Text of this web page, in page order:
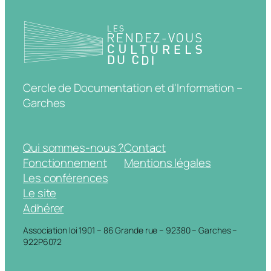
Cercle de Documentation et d'Information –
Garches
Qui sommes-nous ?
Fonctionnement
Les conférences
Le site
Adhérer
Contact
Mentions légales
Association loi 1901 – 86 Grande rue – 92380 – Garches –
922P6072